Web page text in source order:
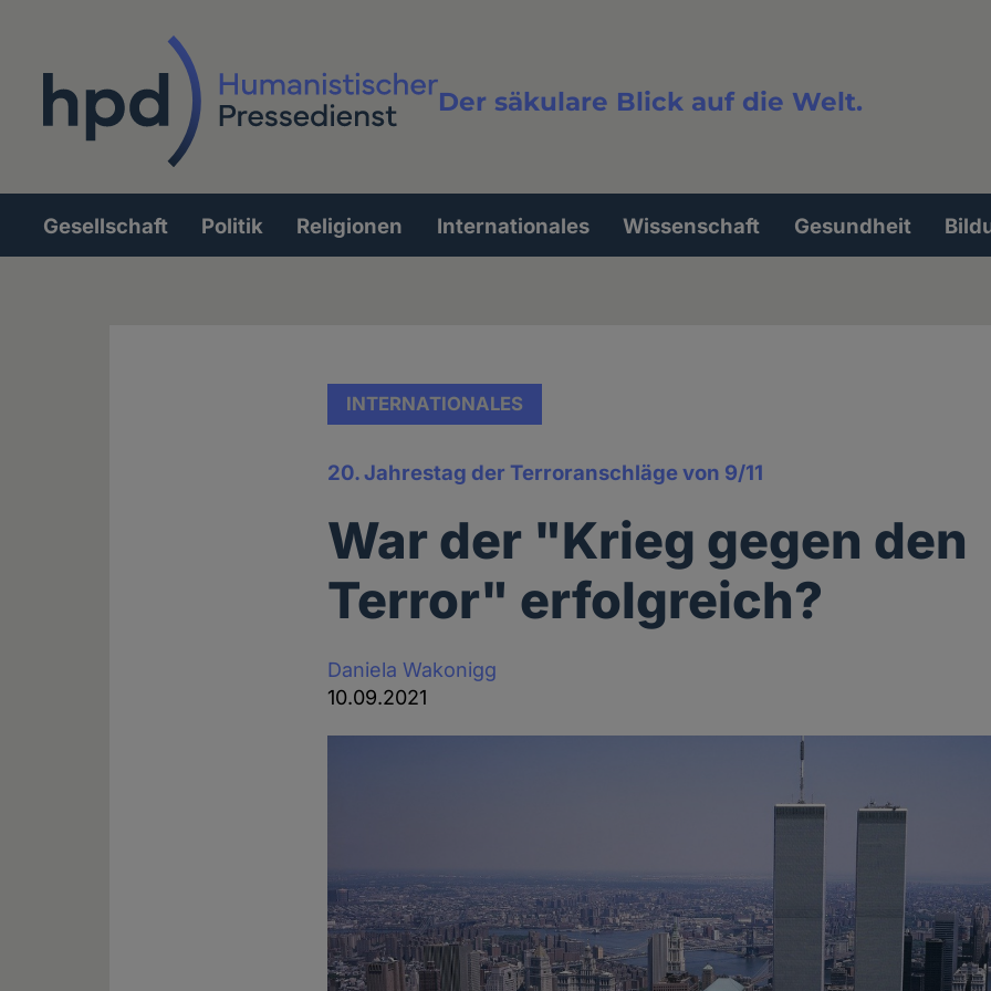
Der säkulare Blick auf die Welt.
Volltextsuche
Hauptnavigation
Gesellschaft Politik Religionen Internationales Wissenschaft Gesundheit
INTERNATIONALES
20. Jahrestag der Terroranschläge von 9/11
War der "Krieg gegen den
Terror" erfolgreich?
Daniela Wakonigg
10.09.2021